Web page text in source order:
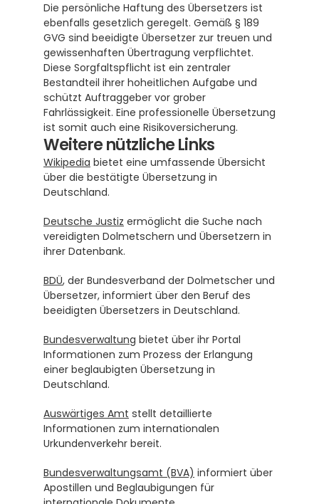
Die persönliche Haftung des Übersetzers ist
ebenfalls gesetzlich geregelt. Gemäß § 189
GVG sind beeidigte Übersetzer zur treuen und
gewissenhaften Übertragung verpflichtet.
Diese Sorgfaltspflicht ist ein zentraler
Bestandteil ihrer hoheitlichen Aufgabe und
schützt Auftraggeber vor grober
Fahrlässigkeit. Eine professionelle Übersetzung
ist somit auch eine Risikoversicherung.
Weitere nützliche Links
Wikipedia bietet eine umfassende Übersicht
über die bestätigte Übersetzung in
Deutschland.
Deutsche Justiz ermöglicht die Suche nach
vereidigten Dolmetschern und Übersetzern in
ihrer Datenbank.
BDÜ, der Bundesverband der Dolmetscher und
Übersetzer, informiert über den Beruf des
beeidigten Übersetzers in Deutschland.
Bundesverwaltung bietet über ihr Portal
Informationen zum Prozess der Erlangung
einer beglaubigten Übersetzung in
Deutschland.
Auswärtiges Amt stellt detaillierte
Informationen zum internationalen
Urkundenverkehr bereit.
Bundesverwaltungsamt (BVA) informiert über
Apostillen und Beglaubigungen für